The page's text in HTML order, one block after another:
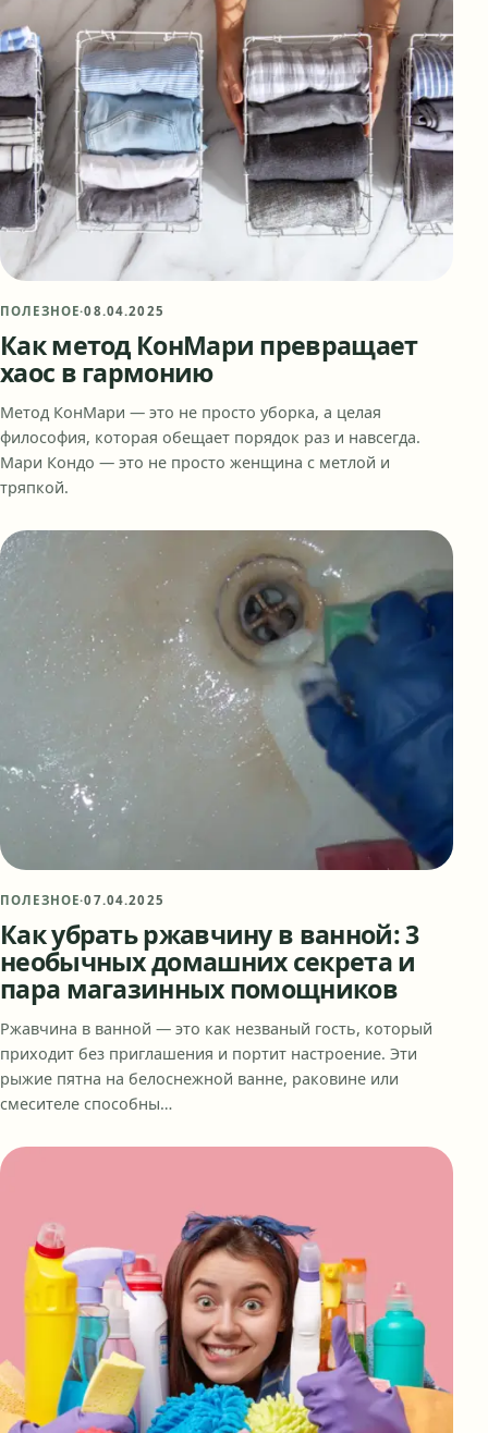
ПОЛЕЗНОЕ·08.04.2025
Как метод КонМари превращает
хаос в гармонию
Метод КонМари — это не просто уборка, а целая
философия, которая обещает порядок раз и навсегда.
Мари Кондо — это не просто женщина с метлой и
тряпкой.
ПОЛЕЗНОЕ·07.04.2025
Как убрать ржавчину в ванной: 3
необычных домашних секрета и
пара магазинных помощников
Ржавчина в ванной — это как незваный гость, который
приходит без приглашения и портит настроение. Эти
рыжие пятна на белоснежной ванне, раковине или
смесителе способны…